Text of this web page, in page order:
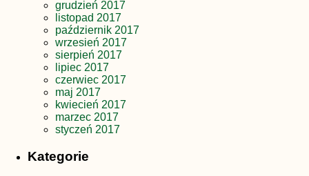
grudzień 2017
listopad 2017
październik 2017
wrzesień 2017
sierpień 2017
lipiec 2017
czerwiec 2017
maj 2017
kwiecień 2017
marzec 2017
styczeń 2017
Kategorie